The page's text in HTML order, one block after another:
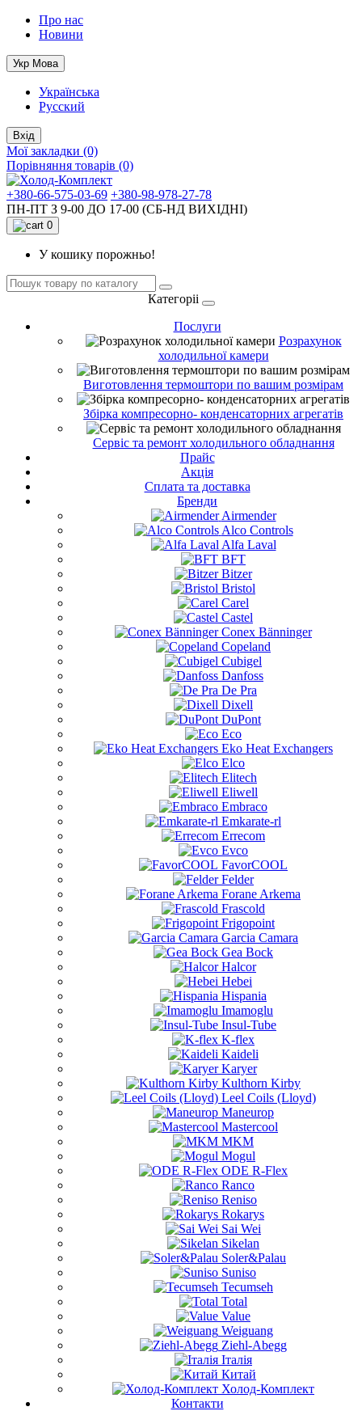
Про нас
Новини
Укр Мова
Українська
Русский
Вхід
Мої закладки (0)
Порівняння товарів (0)
+380-66-575-03-69 +380-98-978-27-78
ПН-ПТ З 9-00 ДО 17-00 (СБ-НД ВИХІДНІ)
0
У кошику порожньо!
Категоріі
Послуги
Розрахунок
холодильної камери
Виготовлення термоштори по вашим розмірам
Збірка компресорно- конденсаторних агрегатів
Сервіс та ремонт холодильного обладнання
Прайс
Акція
Сплата та доставка
Бренди
Airmender
Alco Controls
Alfa Laval
BFT
Bitzer
Bristol
Carel
Castel
Conex Bänninger
Copeland
Cubigel
Danfoss
De Pra
Dixell
DuPont
Eco
Eko Heat Exchangers
Elco
Elitech
Eliwell
Embraco
Emkarate-rl
Errecom
Evco
FavorCOOL
Felder
Forane Arkema
Frascold
Frigopoint
Garcia Camara
Gea Bock
Halcor
Hebei
Hispania
Imamoglu
Insul-Tube
K-flex
Kaideli
Karyer
Kulthorn Kirby
Leel Coils (Lloyd)
Maneurop
Mastercool
MKM
Mogul
ODE R-Flex
Ranco
Reniso
Rokarys
Sai Wei
Sikelan
Soler&Palau
Suniso
Tecumseh
Total
Value
Weiguang
Ziehl-Abegg
Італія
Китай
Холод-Комплект
Контакти